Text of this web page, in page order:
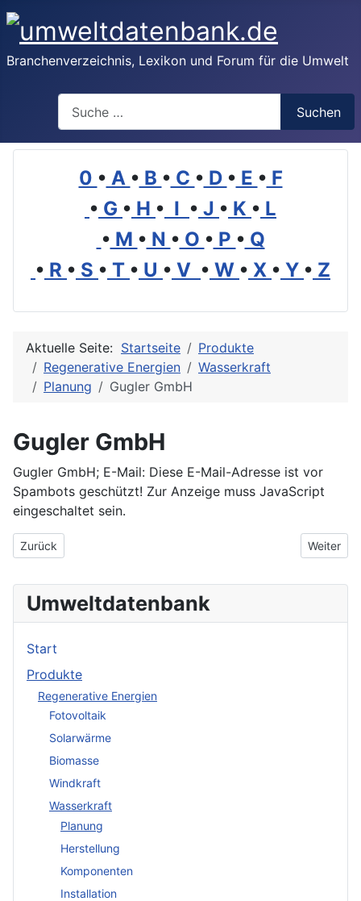
Branchenverzeichnis, Lexikon und Forum für die Umwelt
Suchen
0 • A • B • C • D • E • F
• G • H • I • J • K • L
• M • N • O • P • Q
• R • S • T • U • V • W • X • Y • Z
Aktuelle Seite: Startseite
Produkte
Regenerative Energien
Wasserkraft
Planung
Gugler GmbH
Gugler GmbH
Gugler GmbH; E-Mail: Diese E-Mail-Adresse ist vor
Spambots geschützt! Zur Anzeige muss JavaScript
eingeschaltet sein.
Vorheriger Beitrag: Fichtner GmbH & Co. KG
Zurück Nächster
Weiter
Umweltdatenbank
Start
Produkte
Regenerative Energien
Fotovoltaik
Solarwärme
Biomasse
Windkraft
Wasserkraft
Planung
Herstellung
Komponenten
Installation